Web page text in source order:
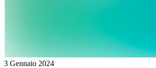
3 Gennaio 2024